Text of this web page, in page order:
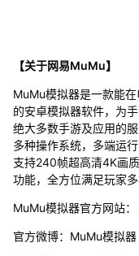
【关于网易MuMu】
MuMu模拟器是一款能
的安卓模拟器软件，为
绝大多数手游及应用的
多种操作系统，多端运
支持240帧超高清4K画
功能，全方位满足玩家多
MuMu模拟器官方网站：
官方微博：MuMu模拟器